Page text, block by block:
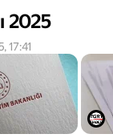
2025
17:41